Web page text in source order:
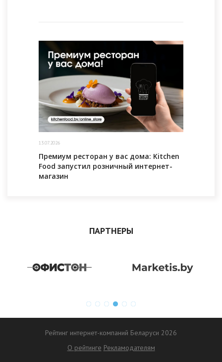
13.07.2026
Премиум ресторан у вас дома: Kitchen
Food запустил розничный интернет-
магазин
ПАРТНЕРЫ
Рейтинг интернет-компаний Беларуси 2026
О рейтинге Рекламодателям